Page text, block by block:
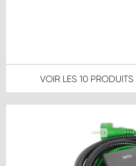
VOIR LES 10 PRODUITS